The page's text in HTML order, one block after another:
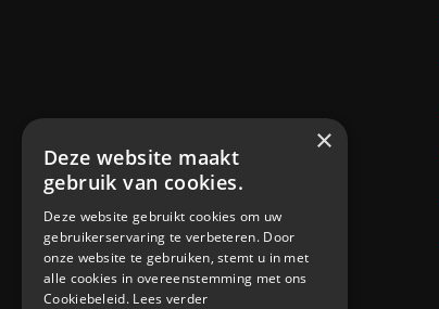
×
Deze website maakt
gebruik van cookies.
Deze website gebruikt cookies om uw
gebruikerservaring te verbeteren. Door
onze website te gebruiken, stemt u in met
alle cookies in overeenstemming met ons
Cookiebeleid. Lees verder